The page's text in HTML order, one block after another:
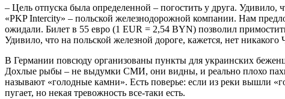
– Цель отпуска была определенной – погостить у друга.
«PKP Intercity» – польской железнодорожной компании. Нам
ожидали. Билет в 55 евро (1 EUR = 2,54 BYN) позволил
Удивило, что на польской железной дороге, кажется, нет
В Германии повсюду организованы пункты для украинских
Дохлые рыбы – не выдумки СМИ, они видны, и реально плохо
называют «голодные камни». Есть поверье: если из реки вышли
пугает, но некая тревожность все-таки есть.